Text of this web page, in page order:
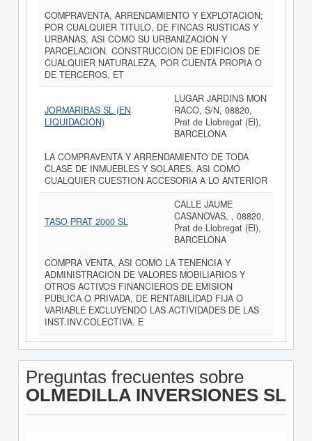
COMPRAVENTA, ARRENDAMIENTO Y EXPLOTACION;
POR CUALQUIER TITULO, DE FINCAS RUSTICAS Y
URBANAS, ASI COMO SU URBANIZACION Y
PARCELACION. CONSTRUCCION DE EDIFICIOS DE
CUALQUIER NATURALEZA, POR CUENTA PROPIA O
DE TERCEROS, ET
JORMARIBAS SL (EN
LIQUIDACION)
LUGAR JARDINS MON
RACO, S/N, 08820,
Prat de Llobregat (El),
BARCELONA
LA COMPRAVENTA Y ARRENDAMIENTO DE TODA
CLASE DE INMUEBLES Y SOLARES, ASI COMO
CUALQUIER CUESTION ACCESORIA A LO ANTERIOR
TASO PRAT 2000 SL
CALLE JAUME
CASANOVAS, , 08820,
Prat de Llobregat (El),
BARCELONA
COMPRA VENTA, ASI COMO LA TENENCIA Y
ADMINISTRACION DE VALORES MOBILIARIOS Y
OTROS ACTIVOS FINANCIEROS DE EMISION
PUBLICA O PRIVADA, DE RENTABILIDAD FIJA O
VARIABLE EXCLUYENDO LAS ACTIVIDADES DE LAS
INST.INV.COLECTIVA. E
Preguntas frecuentes sobre
OLMEDILLA INVERSIONES SL